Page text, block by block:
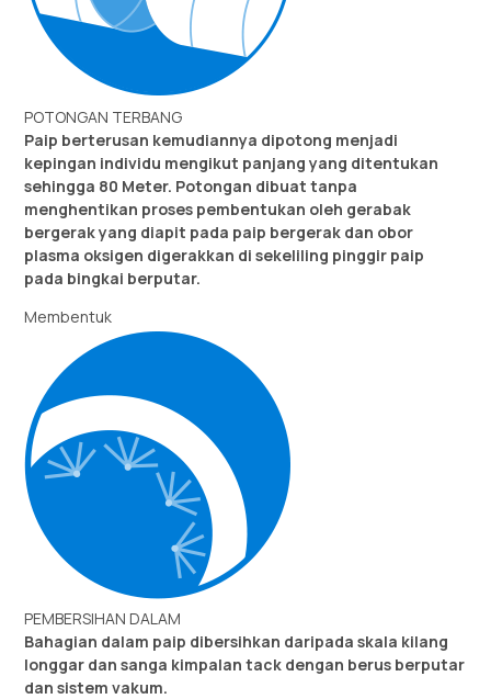
POTONGAN TERBANG
Paip berterusan kemudiannya dipotong menjadi
kepingan individu mengikut panjang yang ditentukan
sehingga 80 Meter. Potongan dibuat tanpa
menghentikan proses pembentukan oleh gerabak
bergerak yang diapit pada paip bergerak dan obor
plasma oksigen digerakkan di sekeliling pinggir paip
pada bingkai berputar.
Membentuk
PEMBERSIHAN DALAM
Bahagian dalam paip dibersihkan daripada skala kilang
longgar dan sanga kimpalan tack dengan berus berputar
dan sistem vakum.